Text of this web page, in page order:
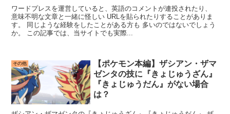
ワードプレスを運営していると、英語のコメントが連投されたり、
意味不明な文章と一緒に怪しい URLを貼られたりすることがありま
す。 同じような経験をしたことがある方も 多いのではないでしょう
か。 この記事では、当サイトでも実際...
その他
【ポケモン本編】ザシアン・ザマ
ゼンタの技に『きょじゅうざん』
『きょじゅうだん』がない場合
は？